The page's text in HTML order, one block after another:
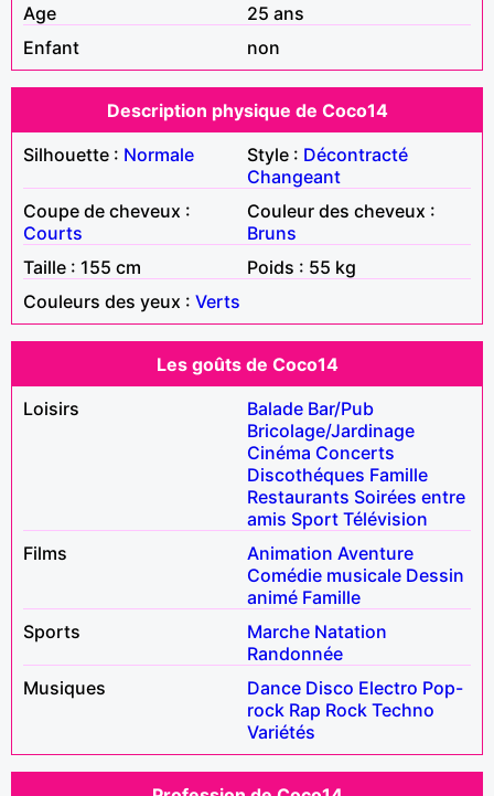
Age
25 ans
Enfant
non
Description physique de Coco14
Silhouette : Normale Style : Décontracté
Changeant
Coupe de cheveux :
Courts
Couleur des cheveux :
Bruns
Taille : 155 cm
Poids : 55 kg
Couleurs des yeux : Verts
Les goûts de Coco14
Loisirs
Balade Bar/Pub
Bricolage/Jardinage
Cinéma Concerts
Discothéques Famille
Restaurants Soirées entre
amis Sport Télévision
Films
Animation Aventure
Comédie musicale Dessin
animé Famille
Sports
Marche Natation
Randonnée
Musiques
Dance Disco Electro Pop-
rock Rap Rock Techno
Variétés